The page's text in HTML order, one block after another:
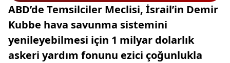
ABD’de Temsilciler Meclisi, İsrail’in Demir
Kubbe hava savunma sistemini
yenileyebilmesi için 1 milyar dolarlık
askeri yardım fonunu ezici çoğunlukla